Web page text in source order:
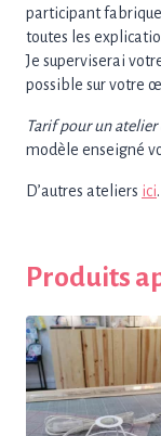
participant
toutes les
Je superviserai
possible sur votre
Tarif pour un atelier
modèle enseigné
D’autres ateliers ici.
Produits